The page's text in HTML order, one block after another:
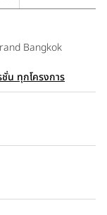
Bangkok
น ทุกโครงการ